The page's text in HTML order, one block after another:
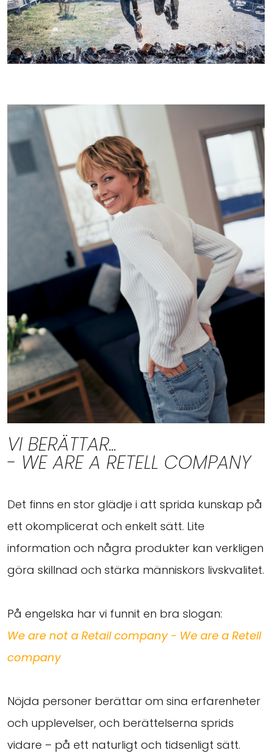
VI BERÄTTAR...
- WE ARE A RETELL COMPANY
Det finns en stor glädje i att sprida kunskap på
ett okomplicerat och enkelt sätt. Lite
information och några produkter kan verkligen
göra skillnad och stärka människors livskvalitet.
På engelska har vi funnit en bra slogan:
We are not a Retail company - We are a Retell
company
Nöjda personer berättar om sina erfarenheter
och upplevelser, och berättelserna sprids
vidare – på ett naturligt och tidsenligt sätt.